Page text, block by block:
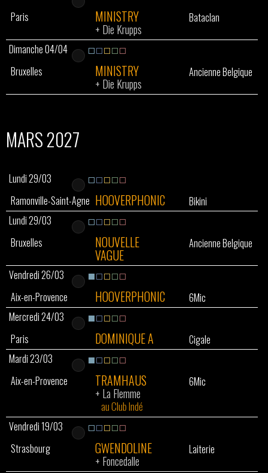
Paris
MINISTRY
+ Die Krupps
Bataclan
Dimanche 04/04
Bruxelles
MINISTRY
+ Die Krupps
Ancienne Belgique
MARS 2027
Lundi 29/03
Ramonville-Saint-Agne HOOVERPHONIC
Bikini
Lundi 29/03
Bruxelles
NOUVELLE
VAGUE
Ancienne Belgique
Vendredi 26/03
Aix-en-Provence
HOOVERPHONIC
6Mic
Mercredi 24/03
Paris
DOMINIQUE A
Cigale
Mardi 23/03
Aix-en-Provence
TRAMHAUS
+ La Flemme
au Club Indé
6Mic
Vendredi 19/03
Strasbourg
GWENDOLINE
+ Foncedalle
Laiterie